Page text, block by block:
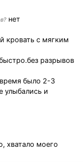
нет
кровать с мягким
разрывов
было 2-3
улыбались и
хватало моего